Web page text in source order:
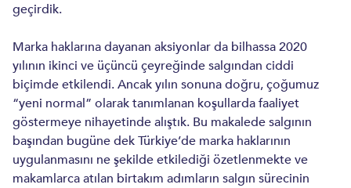
geçirdik.
Marka haklarına dayanan aksiyonlar da bilhassa 2020
yılının ikinci ve üçüncü çeyreğinde salgından ciddi
biçimde etkilendi. Ancak yılın sonuna doğru, çoğumuz
“yeni normal” olarak tanımlanan koşullarda faaliyet
göstermeye nihayetinde alıştık. Bu makalede salgının
başından bugüne dek Türkiye’de marka haklarının
uygulanmasını ne şekilde etkilediği özetlenmekte ve
makamlarca atılan birtakım adımların salgın sürecinin
MARKALAR VE TASARIMLAR
TAKLIT VE KORSANLA MÜCADELE
TELIF HAKLARI
PATENT, MARKA, TASARIM VE FM TESCILLERI
ENDÜSTRILER
İLAÇ, TIBBI CIHAZ VE SAĞLIK HUKUKU